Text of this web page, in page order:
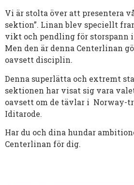
Vi är stolta över att presentera
sektion”. Linan blev speciellt
vikt och pendling för storspann
Men den är denna Centerlinan
oavsett disciplin.
Denna superlätta och extremt
sektionen har visat sig vara
oavsett om de tävlar i Norway-
Iditarode.
Har du och dina hundar
Centerlinan för dig.